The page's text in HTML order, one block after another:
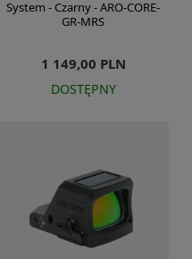
System - Czarny - ARO-CORE-
GR-MRS
1 149,00 PLN
DOSTĘPNY